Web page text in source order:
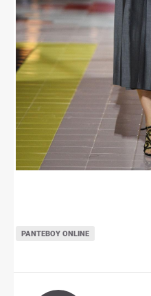
ΡΑΝΤΕΒΟΎ ONLINE